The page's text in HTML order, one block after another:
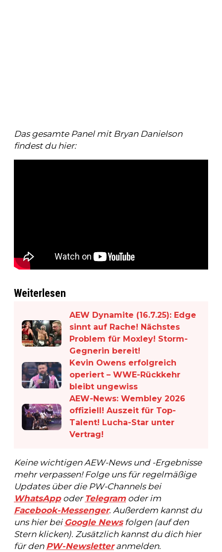
Das gesamte Panel mit Bryan Danielson
findest du hier:
Weiterlesen
AEW Dynamite (16.7.25): Edge
sinnt auf Rache! Nächstes
Problem für Moxley! Storm-
Gegnerin bereit!
Kevin Owens erfolgreich
operiert – WWE-Rückkehr
bleibt ungewiss
AEW-News: Wembley 2026
offiziell! Auszeit für Top-
Talent! Lucha-Star unter
Vertrag!
Keine wichtigen AEW-News und -Ergebnisse
mehr verpassen! Folge uns für regelmäßige
Updates über die PW-Channels bei
WhatsAppoder Telegramoder im
Facebook-Messenger. Außerdem kannst du
uns hier bei Google Newsfolgen (auf den
Stern klicken). Zusätzlich kannst du dich hier
für den PW-Newsletteranmelden.